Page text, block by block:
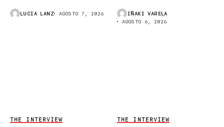
LUCIA LANZ AGOSTO 7, 2026
IÑAKI VARELA
AGOSTO 6, 2026
THE INTERVIEW THE INTERVIEW